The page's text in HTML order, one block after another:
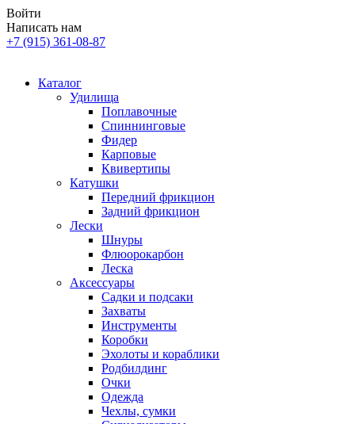
Войти
Написать нам
+7 (915) 361-08-87
Каталог
Удилища
Поплавочные
Спиннинговые
Фидер
Карповые
Квивертипы
Катушки
Передний фрикцион
Задний фрикцион
Лески
Шнуры
Флюорокарбон
Леска
Аксессуары
Садки и подсаки
Захваты
Инструменты
Коробки
Эхолоты и кораблики
Родбилдинг
Очки
Одежда
Чехлы, сумки